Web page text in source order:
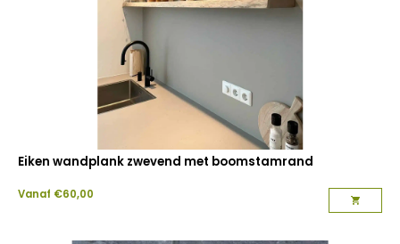
Eiken wandplank zwevend met boomstamrand
Vanaf €60,00